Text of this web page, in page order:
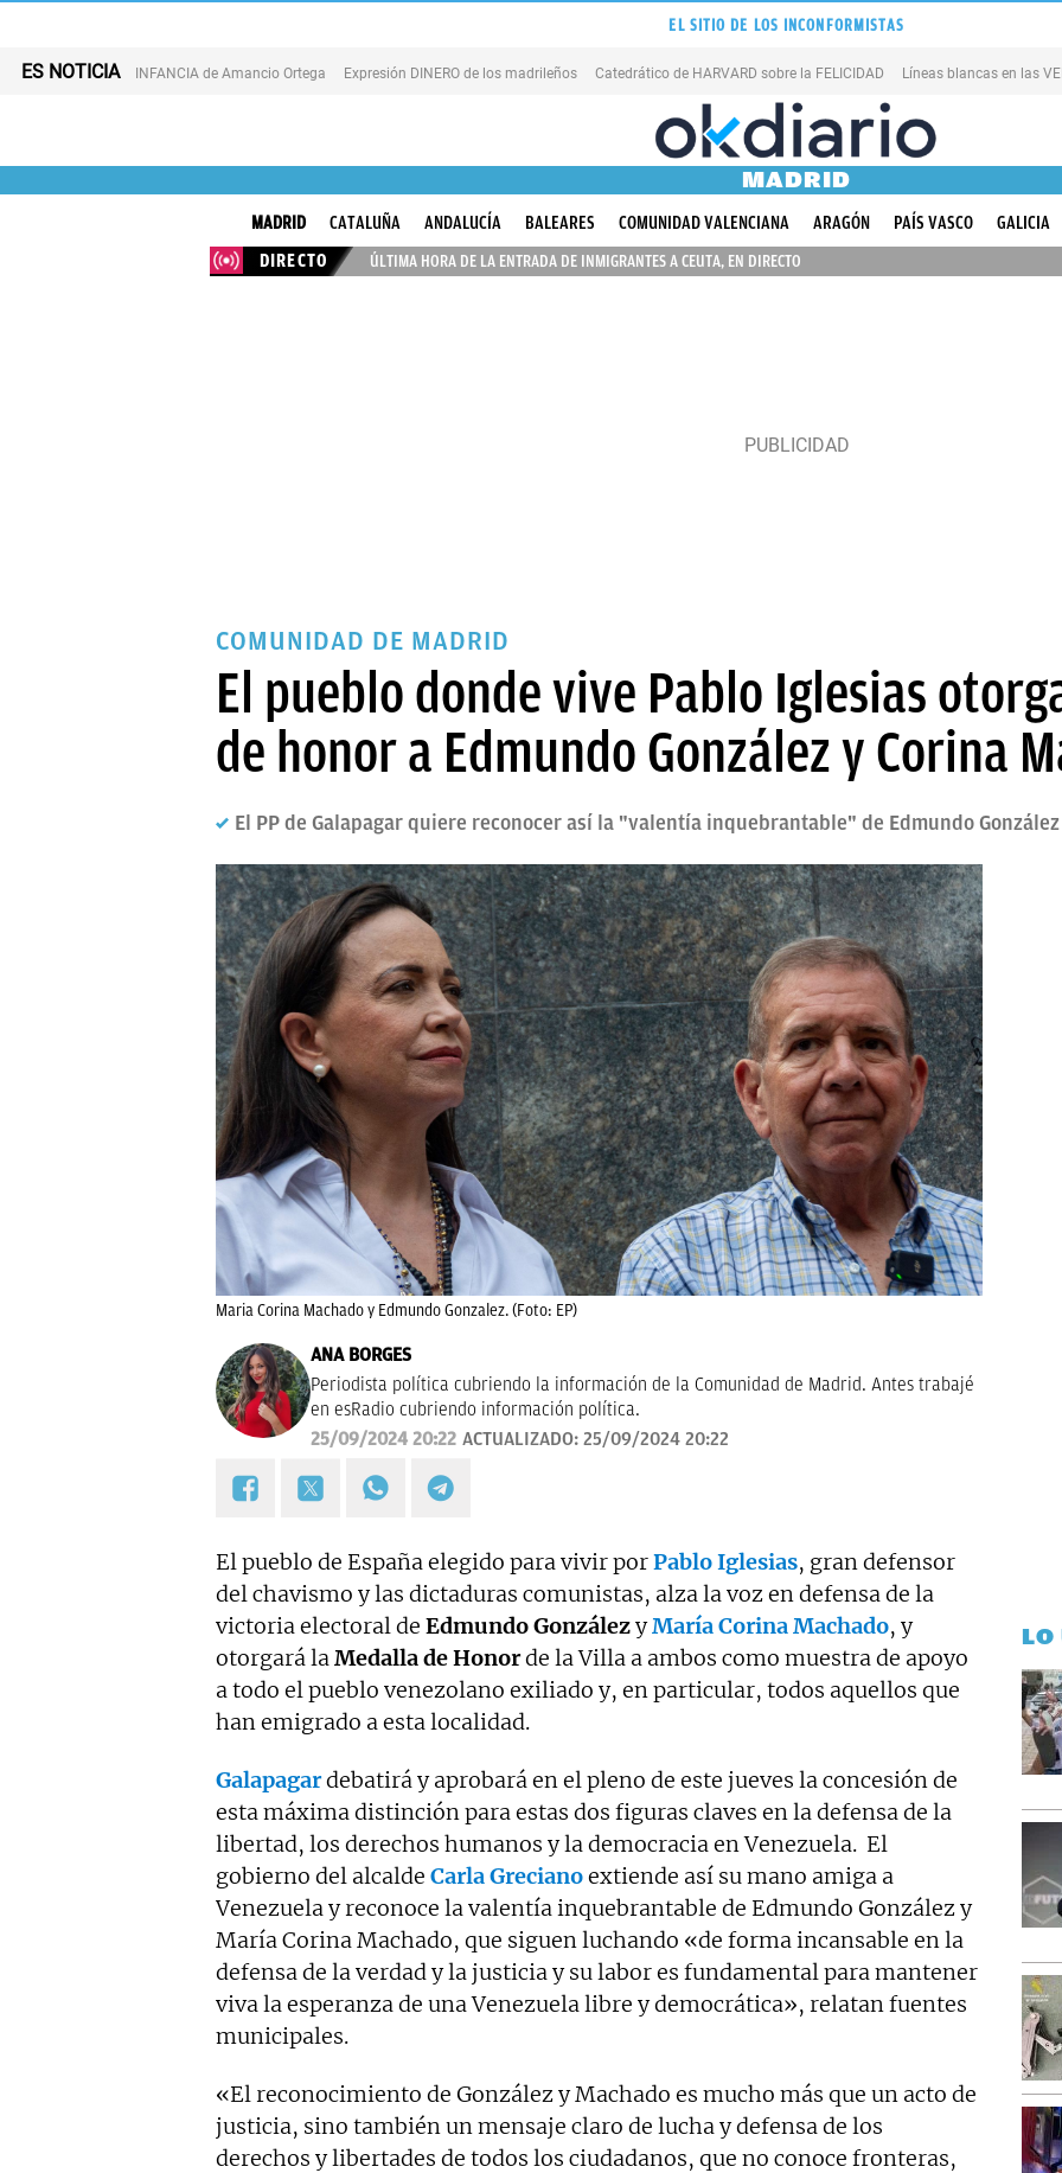
EL SITIO DE LOS INCONFORMISTAS
ES NOTICIA INFANCIA de Amancio Ortega Expresión DINERO de los madrileños Catedrático de HARVARD sobre la FELICIDAD Líneas blancas en las
MADRID
MADRID CATALUÑA ANDALUCÍA BALEARES COMUNIDAD VALENCIANA ARAGÓN PAÍS VASCO GALICIA
DIRECTO
ÚLTIMA HORA DE LA ENTRADA DE INMIGRANTES A CEUTA, EN DIRECTO
COMUNIDAD DE MADRID
El pueblo donde vive Pablo Iglesias
de honor a Edmundo González y Corina
El PP de Galapagar quiere reconocer así la "valentía inquebrantable" de Edmundo
Maria Corina Machado y Edmundo Gonzalez. (Foto: EP)
ANA BORGES
Periodista política cubriendo la información de la Comunidad de Madrid. Antes trabajé
en esRadio cubriendo información política.
25/09/2024 20:22 ACTUALIZADO: 25/09/2024 20:22
El pueblo de España elegido para vivir porPablo Iglesias, gran defensor
del chavismo y las dictaduras comunistas, alza la voz en defensa de la
victoria electoral de Edmundo GonzálezyMaría Corina Machado, y
otorgará laMedalla de Honorde la Villa a ambos como muestra de apoyo
a todo el pueblo venezolano exiliado y, en particular, todos aquellos que
han emigrado a esta localidad.
Galapagardebatirá y aprobará en el pleno de este jueves la concesión de
esta máxima distinción para estas dos figuras claves en la defensa de la
libertad, los derechos humanos y la democracia en Venezuela. El
gobierno del alcalde Carla Grecianoextiende así su mano amiga a
Venezuela y reconoce la valentía inquebrantable de Edmundo González y
María Corina Machado, que siguen luchando «de forma incansable en la
defensa de la verdad y la justicia y su labor es fundamental para mantener
viva la esperanza de una Venezuela libre y democrática», relatan fuentes
municipales.
«El reconocimiento de González y Machado es mucho más que un acto de
justicia, sino también un mensaje claro de lucha y defensa de los
derechos y libertades de todos los ciudadanos, que no conoce fronteras,
LO